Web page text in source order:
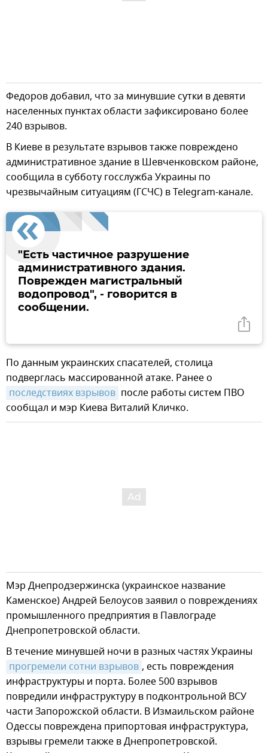
Федоров добавил, что за минувшие сутки в девяти
населенных пунктах области зафиксировано более
240 взрывов.
В Киеве в результате взрывов также повреждено
административное здание в Шевченковском районе,
сообщила в субботу госслужба Украины по
чрезвычайным ситуациям (ГСЧС) в Telegram-канале.
"Есть частичное разрушение
административного здания.
Поврежден магистральный
водопровод", - говорится в
сообщении.
По данным украинских спасателей, столица
подверглась массированной атаке. Ранее о
последствиях взрывов после работы систем ПВО
сообщал и мэр Киева Виталий Кличко.
Мэр Днепродзержинска (украинское название
Каменское) Андрей Белоусов заявил о повреждениях
промышленного предприятия в Павлограде
Днепропетровской области.
В течение минувшей ночи в разных частях Украины
прогремели сотни взрывов , есть повреждения
инфраструктуры и порта. Более 500 взрывов
повредили инфраструктуру в подконтрольной ВСУ
части Запорожской области. В Измаильском районе
Одессы повреждена припортовая инфраструктура,
взрывы гремели также в Днепропетровской.